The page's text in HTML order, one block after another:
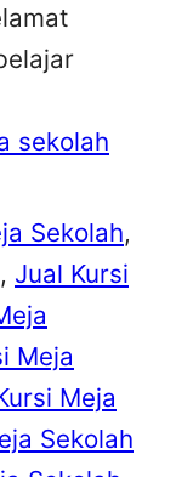
sekolah
Sekolah
, Jual Kursi
Meja
Meja
Sekolah